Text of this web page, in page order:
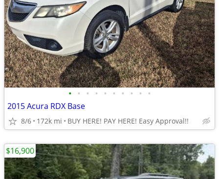
• • • • • • • • • •
2015 Acura RDX Base
8/6 172k mi BUY HERE! PAY HERE! Easy Approval!!
$16,900